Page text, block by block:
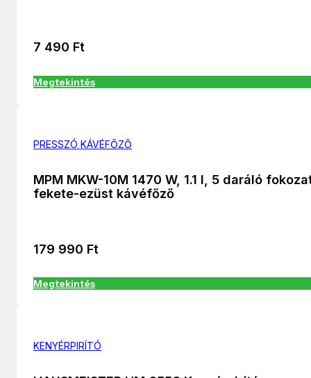
7 490 Ft
Megtekintés
PRESSZÓ KÁVÉFŐZŐ
MPM MKW-10M 1470 W, 1.1 l, 5 daráló
fekete-ezüst kávéfőző
179 990 Ft
Megtekintés
KENYÉRPIRÍTÓ